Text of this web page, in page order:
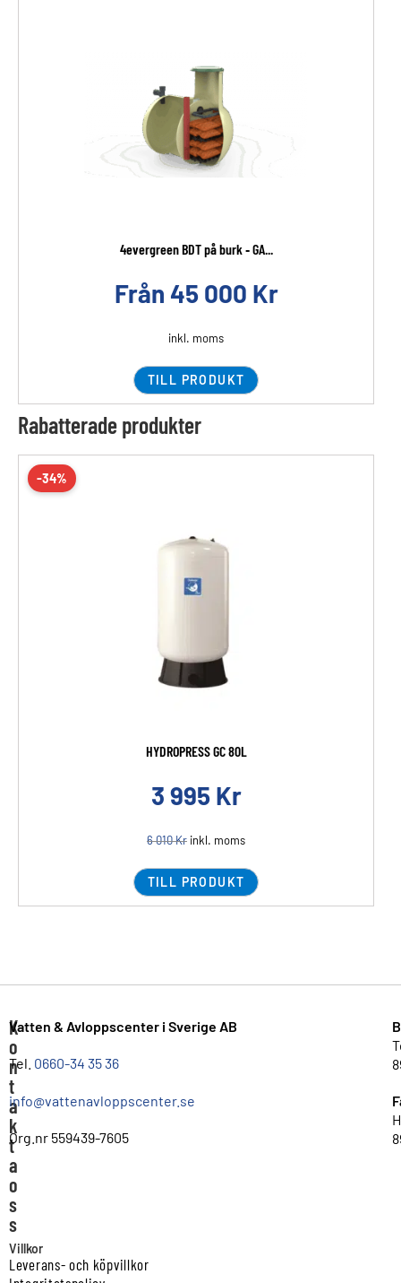
4evergreen BDT på burk ‐ GA...
Från 45 000 Kr
inkl. moms
TILL PRODUKT
Rabatterade produkter
-34%
HYDROPRESS GC 80L
3 995 Kr
6 010Kr inkl. moms
TILL PRODUKT
K
o
n
t
a
k
t
a
o
s
s
Vatten & Avloppscenter i Sverige AB
Tel. 0660-34 35 36
info@vattenavloppscenter.se
Org.nr 559439-7605
Villkor
Leverans- och köpvillkor